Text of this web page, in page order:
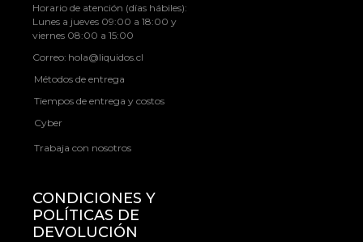
Horario de atención (días hábiles):
Lunes a jueves 09:00 a 18:00 y
viernes 08:00 a 15:00
Correo: hola@liquidos.cl
Métodos de entrega
Tiempos de entrega y costos
Cyber
Trabaja con nosotros
CONDICIONES Y
POLÍTICAS DE
DEVOLUCIÓN